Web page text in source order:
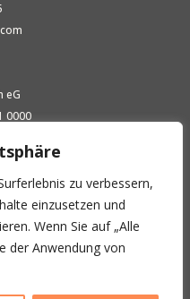
zu verbessern,
einzusetzen und
Wenn Sie auf „Alle
der Anwendung von
eG
0000
Verein von der